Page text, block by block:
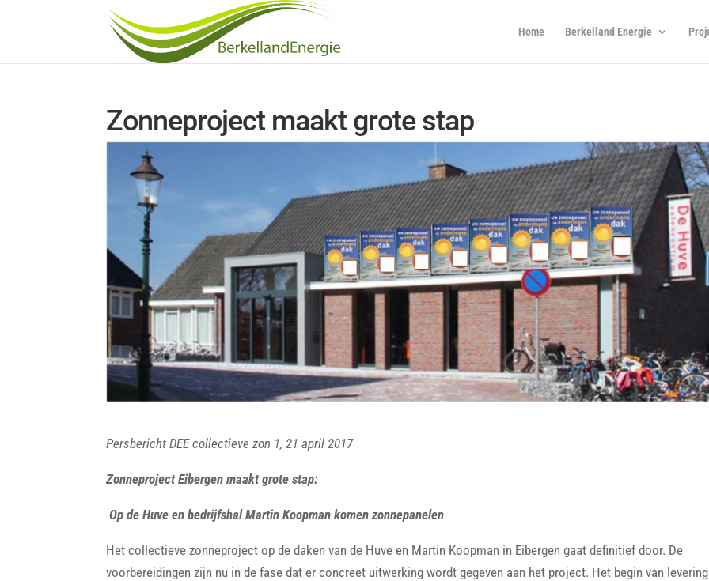
Home Berkelland Energie
Zonneproject maakt grote stap
Persbericht DEE collectieve zon 1, 21 april 2017
Zonneproject Eibergen maakt grote stap:
Op de Huve en bedrijfshal Martin Koopman komen zonnepanelen
Het collectieve zonneproject op de daken van de Huve en Martin Koopman in Eibergen gaat definitief door. De
voorbereidingen zijn nu in de fase dat er concreet uitwerking wordt gegeven aan het project. Het begin van